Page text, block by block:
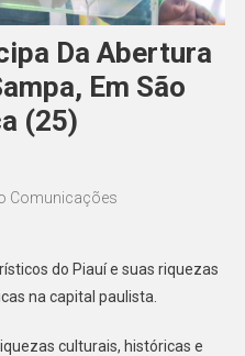
Da Abertura
Em São
(25)
Comunicações
do Piauí e suas riquezas
na capital paulista.
culturais, históricas e